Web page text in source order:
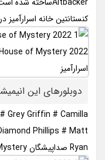
کنستانتین خانه اسرارآمیز در تاریخ 3 می 2022 در
دوبلورهای این
Grey Griffin # Camilla
Phillips # Matt
Ryan صداپیشگان Constantine The House of Mystery هستند.